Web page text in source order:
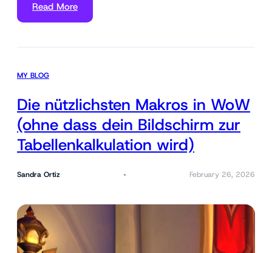
Read More
MY BLOG
Die nützlichsten Makros in WoW
(ohne dass dein Bildschirm zur
Tabellenkalkulation wird)
Sandra Ortiz February 26, 2026